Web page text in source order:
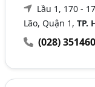
Lầu 1, 170 -
Lão, Quận 1,TP.
(028)